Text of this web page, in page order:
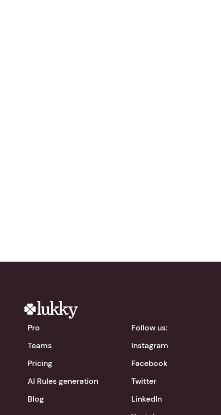
Pro
Teams
Pricing
AI Rules generation
Blog
Follow us:
Instagram
Facebook
Twitter
LinkedIn